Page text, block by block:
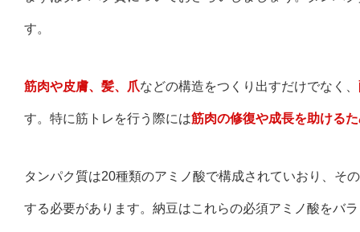
す。
筋肉や皮膚、髪、爪などの構造をつくり出すだけでなく、
す。特に筋トレを行う際には筋肉の修復や成長を助ける
タンパク質は20種類のアミノ酸で構成されていおり、そ
する必要があります。納豆はこれらの必須アミノ酸をバ